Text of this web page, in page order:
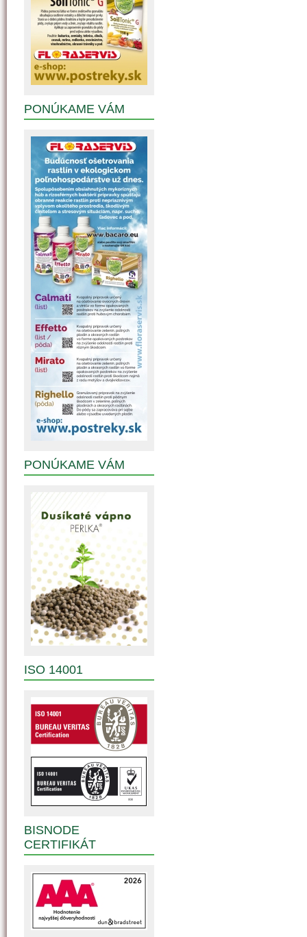
PONÚKAME VÁM
PONÚKAME VÁM
ISO 14001
BISNODE
CERTIFIKÁT